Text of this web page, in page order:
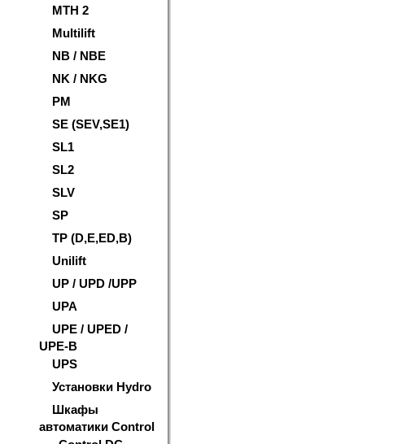
MTH 2
Multilift
NB / NBE
NK / NKG
PM
SE (SEV,SE1)
SL1
SL2
SLV
SP
TP (D,E,ED,B)
Unilift
UP / UPD /UPP
UPA
UPE / UPED /
UPE-B
UPS
Установки Hydro
Шкафы
автоматики Control